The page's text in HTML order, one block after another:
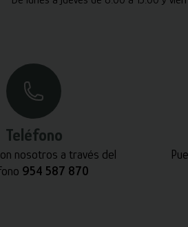
Teléfono
nosotros a través del
954 587 870